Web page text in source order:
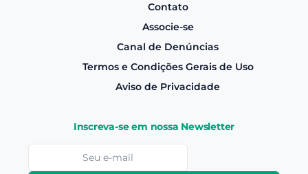
Contato
Associe-se
Canal de Denúncias
Termos e Condições Gerais de Uso
Aviso de Privacidade
Inscreva-se em nossa Newsletter